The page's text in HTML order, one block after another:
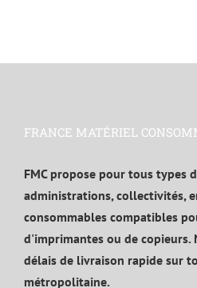
FRANCE MATÉRIEL
FMC propose pour tous types
administrations, collectivités,
consommables compatibles
d'imprimantes ou de copieurs.
délais de livraison rapide sur
métropolitaine.